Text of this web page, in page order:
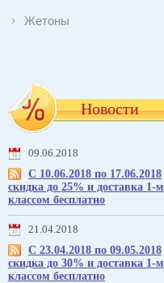
Жетоны
Новости
09.06.2018
С 10.06.2018 по 17.06.2018
скидка до 25% и доставка 1-м
классом бесплатно
21.04.2018
С 23.04.2018 по 09.05.2018
скидка до 30% и доставка 1-м
классом бесплатно